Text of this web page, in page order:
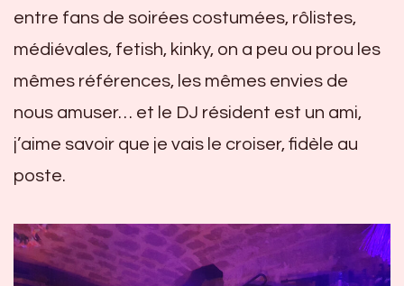
entre fans de soirées costumées, rôlistes,
médiévales, fetish, kinky, on a peu ou prou les
mêmes références, les mêmes envies de
nous amuser… et le DJ résident est un ami,
j’aime savoir que je vais le croiser, fidèle au
poste.